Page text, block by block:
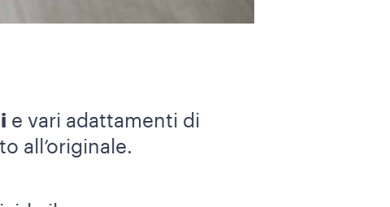
e vari adattamenti di
all’originale.